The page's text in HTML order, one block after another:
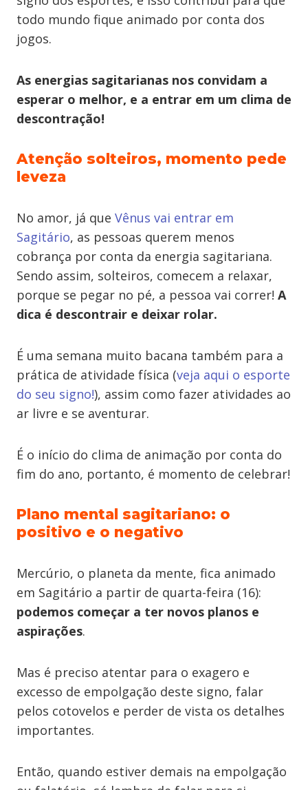
todo mundo fique animado por conta dos
jogos.
As energias sagitarianas nos convidam a
esperar o melhor, e a entrar em um clima de
descontração!
Atenção solteiros, momento pede
leveza
No amor, já que Vênus vai entrar em
Sagitário, as pessoas querem menos
cobrança por conta da energia sagitariana.
Sendo assim, solteiros, comecem a relaxar,
porque se pegar no pé, a pessoa vai correr! A
dica é descontrair e deixar rolar.
É uma semana muito bacana também para a
prática de atividade física (veja aqui o esporte
do seu signo!), assim como fazer atividades ao
ar livre e se aventurar.
É o início do clima de animação por conta do
fim do ano, portanto, é momento de celebrar!
Plano mental sagitariano: o
positivo e o negativo
Mercúrio, o planeta da mente, fica animado
em Sagitário a partir de quarta-feira (16):
podemos começar a ter novos planos e
aspirações.
Mas é preciso atentar para o exagero e
excesso de empolgação deste signo, falar
pelos cotovelos e perder de vista os detalhes
importantes.
Então, quando estiver demais na empolgação